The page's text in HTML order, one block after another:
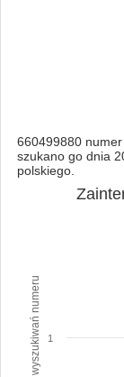
660499880
szukano go dnia
polskiego.
Ilość wyszukiwań numeru 1